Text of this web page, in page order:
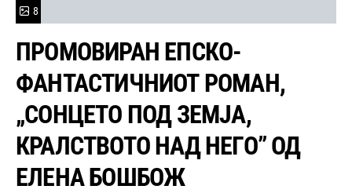
8
ПРОМОВИРАН ЕПСКО-
ФАНТАСТИЧНИОТ РОМАН,
„СОНЦЕТО ПОД ЗЕМЈА,
КРАЛСТВОТО НАД НЕГО” ОД
ЕЛЕНА БОШБОЖ